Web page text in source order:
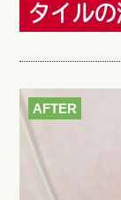
タイル
AFTER